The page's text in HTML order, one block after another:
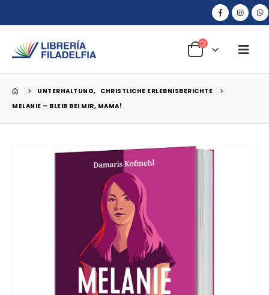
UNTERHALTUNG, CHRISTLICHE ERLEBNISBERICHTE
MELANIE – BLEIB BEI MIR, MAMA!